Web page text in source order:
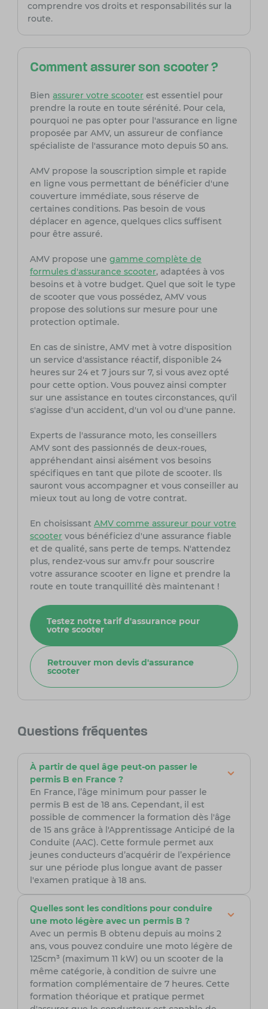
comprendre vos droits et responsabilités sur la
route.
Comment assurer son scooter ?
Bien assurer votre scooterest essentiel pour
prendre la route en toute sérénité. Pour cela,
pourquoi ne pas opter pour l'assurance en ligne
proposée par AMV, un assureur de confiance
spécialiste de l'assurance moto depuis 50 ans.
AMV propose la souscription simple et rapide
en ligne vous permettant de bénéficier d'une
couverture immédiate, sous réserve de
certaines conditions. Pas besoin de vous
déplacer en agence, quelques clics suffisent
pour être assuré.
AMV propose une gamme complète de
formules d'assurance scooter, adaptées à vos
besoins et à votre budget. Quel que soit le type
de scooter que vous possédez, AMV vous
propose des solutions sur mesure pour une
protection optimale.
En cas de sinistre, AMV met à votre disposition
un service d'assistance réactif, disponible 24
heures sur 24 et 7 jours sur 7, si vous avez opté
pour cette option. Vous pouvez ainsi compter
sur une assistance en toutes circonstances, qu'il
s'agisse d'un accident, d'un vol ou d'une panne.
Experts de l'assurance moto, les conseillers
AMV sont des passionnés de deux-roues,
appréhendant ainsi aisément vos besoins
spécifiques en tant que pilote de scooter. Ils
sauront vous accompagner et vous conseiller au
mieux tout au long de votre contrat.
En choisissant AMV comme assureur pour votre
scootervous bénéficiez d'une assurance fiable
et de qualité, sans perte de temps. N'attendez
plus, rendez-vous sur amv.fr pour souscrire
votre assurance scooter en ligne et prendre la
route en toute tranquillité dès maintenant !
Testez notre tarif d'assurance pour
votre scooter
Retrouver mon devis d'assurance
scooter
Questions fréquentes
À partir de quel âge peut-on passer le
permis B en France ?
En France, l’âge minimum pour passer le
permis B est de 18 ans. Cependant, il est
possible de commencer la formation dès l'âge
de 15 ans grâce à l'Apprentissage Anticipé de la
Conduite (AAC). Cette formule permet aux
jeunes conducteurs d’acquérir de l’expérience
sur une période plus longue avant de passer
l'examen pratique à 18 ans.
Quelles sont les conditions pour conduire
une moto légère avec un permis B ?
Avec un permis B obtenu depuis au moins 2
ans, vous pouvez conduire une moto légère de
125cm³ (maximum 11 kW) ou un scooter de la
même catégorie, à condition de suivre une
formation complémentaire de 7 heures. Cette
formation théorique et pratique permet